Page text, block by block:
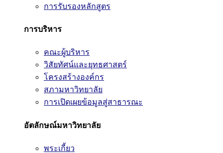
การรับรองหลักสูตร
การบริหาร
คณะผู้บริหาร
วิสัยทัศน์และยุทธศาสตร์
โครงสร้างองค์กร
สภามหาวิทยาลัย
การเปิดเผยข้อมูลสู่สาธารณะ
อัตลักษณ์มหาวิทยาลัย
พระเกี้ยว